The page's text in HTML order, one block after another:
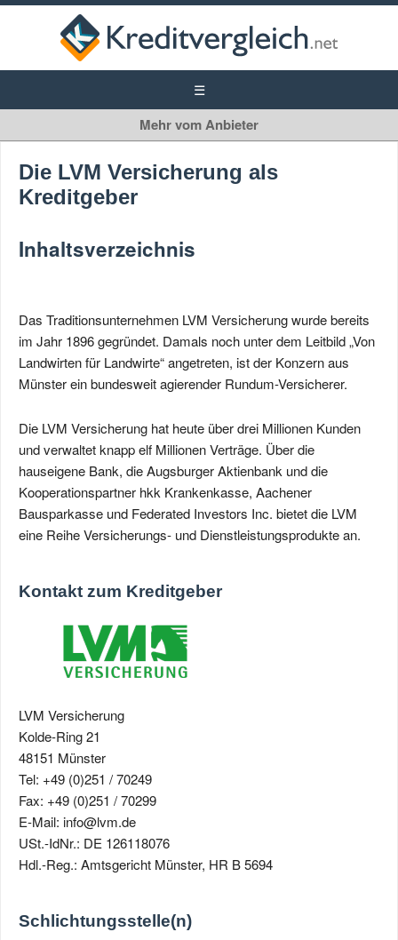
Die LVM Versicherung als
Kreditgeber
Inhaltsverzeichnis
Das Traditionsunternehmen LVM Versicherung wurde bereits
im Jahr 1896 gegründet. Damals noch unter dem Leitbild „Von
Landwirten für Landwirte“ angetreten, ist der Konzern aus
Münster ein bundesweit agierender Rundum-Versicherer.
Die LVM Versicherung hat heute über drei Millionen Kunden
und verwaltet knapp elf Millionen Verträge. Über die
hauseigene Bank, die Augsburger Aktienbank und die
Kooperationspartner hkk Krankenkasse, Aachener
Bausparkasse und Federated Investors Inc. bietet die LVM
eine Reihe Versicherungs- und Dienstleistungsprodukte an.
Kontakt zum Kreditgeber
LVM Versicherung
Kolde-Ring 21
48151 Münster
Tel: +49 (0)251 / 70249
Fax: +49 (0)251 / 70299
E-Mail: info@lvm.de
USt.-IdNr.: DE 126118076
Hdl.-Reg.: Amtsgericht Münster, HR B 5694
Schlichtungsstelle(n)